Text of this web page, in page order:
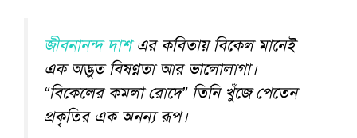
জীবনানন্দ দাশএর কবিতায় বিকেল মানেই
এক অদ্ভুত বিষণ্ণতা আর ভালোলাগা।
“বিকেলের কমলা রোদে” তিনি খুঁজে পেতেন
প্রকৃতির এক অনন্য রূপ।